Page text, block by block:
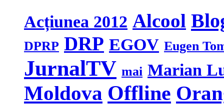
Acțiunea 2012 Alcool
DPRP DRP EGOV Eugen
JurnalTV mai Marian
Moldova Offline